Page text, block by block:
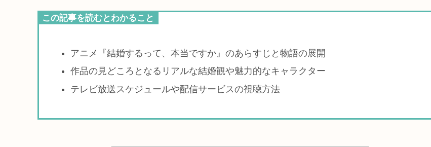
この記事を読むとわかること
アニメ『結婚するって、本当ですか』のあらすじと物語の展開
作品の見どころとなるリアルな結婚観や魅力的なキャラクター
テレビ放送スケジュールや配信サービスの視聴方法